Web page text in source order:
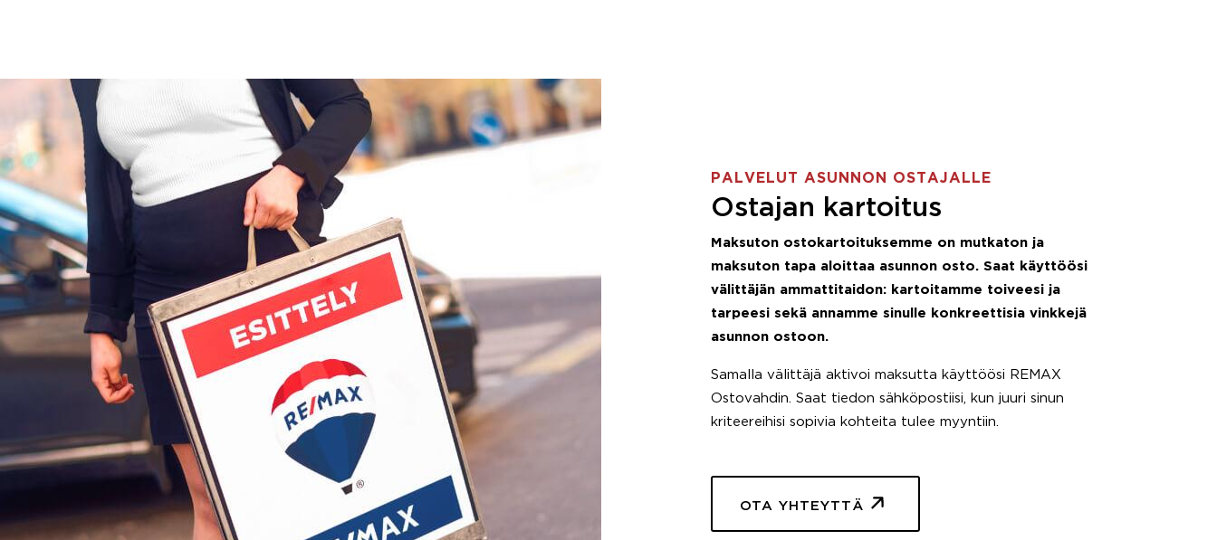
PALVELUT ASUNNON OSTAJALLE
Ostajan kartoitus
Maksuton ostokartoituksemme on mutkaton ja
maksuton tapa aloittaa asunnon osto. Saat käyttöösi
välittäjän ammattitaidon: kartoitamme toiveesi ja
tarpeesi sekä annamme sinulle konkreettisia vinkkejä
asunnon ostoon.
Samalla välittäjä aktivoi maksutta käyttöösi REMAX
Ostovahdin. Saat tiedon sähköpostiisi, kun juuri sinun
kriteereihisi sopivia kohteita tulee myyntiin.
OTA YHTEYTTÄ